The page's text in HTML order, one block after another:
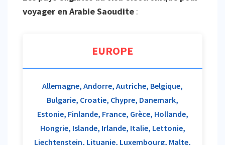
voyager en Arabie Saoudite :
EUROPE
Allemagne, Andorre, Autriche, Belgique,
Bulgarie, Croatie, Chypre, Danemark,
Estonie, Finlande, France, Grèce, Hollande,
Hongrie, Islande, Irlande, Italie, Lettonie,
Liechtenstein, Lituanie, Luxembourg, Malte,